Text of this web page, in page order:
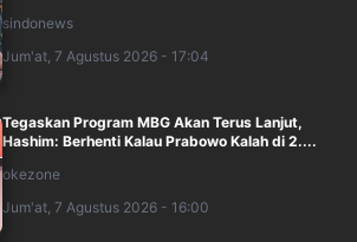
sindonews
Jum'at, 7 Agustus 2026 - 17:04
Tegaskan Program MBG Akan Terus Lanjut,
Hashim: Berhenti Kalau Prabowo Kalah di 2....
okezone
Jum'at, 7 Agustus 2026 - 16:00